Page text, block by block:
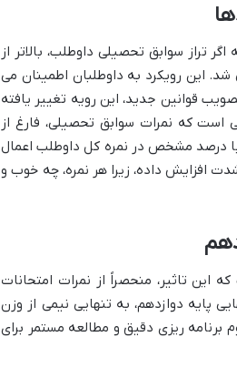
که اگر تراز سوابق تحصیلی داوطلب، بالاتر از
این رویکرد به داوطلبان اطمینان می
قوانین جدید، این رویه تغییر یافته
که نمرات سوابق تحصیلی، فارغ از
با درصد مشخص در نمره کل داوطلب اعمال
افزایش داده، زیرا هر نمره، چه خوب و
۵۰ درصد از نمره کل است که این تاثیر، منحصراً از نمرات امتحانات
پایه دوازدهم، به تنهایی نیمی از وزن
برنامه ریزی دقیق و مطالعه مستمر برای